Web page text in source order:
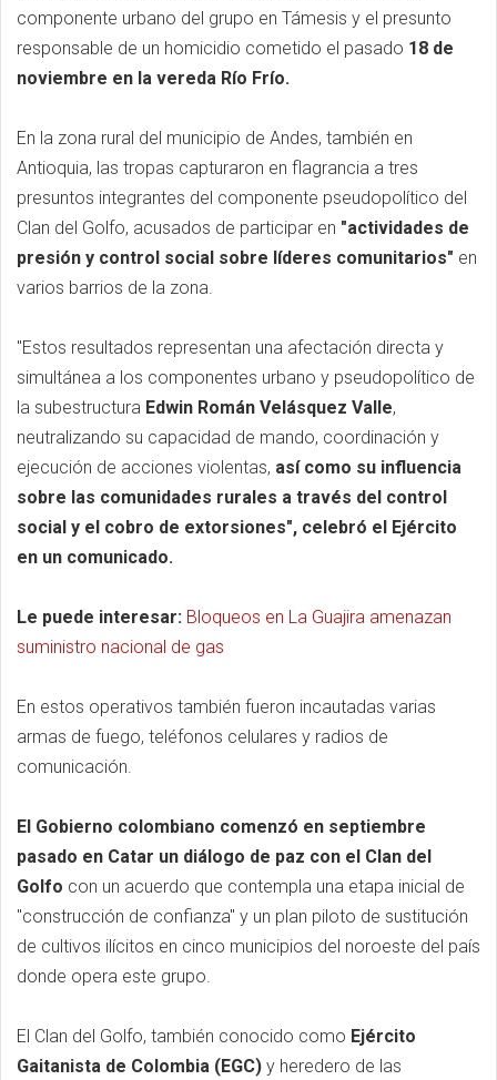
componente urbano del grupo en Támesis y el presunto
responsable de un homicidio cometido el pasado 18 de
noviembre en la vereda Río Frío.
En la zona rural del municipio de Andes, también en
Antioquia, las tropas capturaron en flagrancia a tres
presuntos integrantes del componente pseudopolítico del
Clan del Golfo, acusados de participar en "actividades de
presión y control social sobre líderes comunitarios" en
varios barrios de la zona.
"Estos resultados representan una afectación directa y
simultánea a los componentes urbano y pseudopolítico de
la subestructura Edwin Román Velásquez Valle,
neutralizando su capacidad de mando, coordinación y
ejecución de acciones violentas, así como su influencia
sobre las comunidades rurales a través del control
social y el cobro de extorsiones", celebró el Ejército
en un comunicado.
Le puede interesar: Bloqueos en La Guajira amenazan
suministro nacional de gas
En estos operativos también fueron incautadas varias
armas de fuego, teléfonos celulares y radios de
comunicación.
El Gobierno colombiano comenzó en septiembre
pasado en Catar un diálogo de paz con el Clan del
Golfo con un acuerdo que contempla una etapa inicial de
"construcción de confianza" y un plan piloto de sustitución
de cultivos ilícitos en cinco municipios del noroeste del país
donde opera este grupo.
El Clan del Golfo, también conocido como Ejército
Gaitanista de Colombia (EGC) y heredero de las